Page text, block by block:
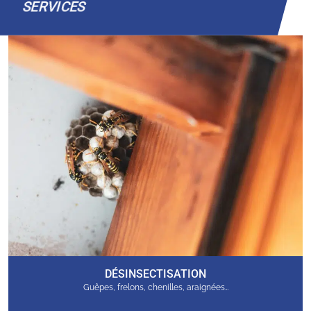
SERVICES
DÉSINSECTISATION
Guêpes, frelons, chenilles, araignées…